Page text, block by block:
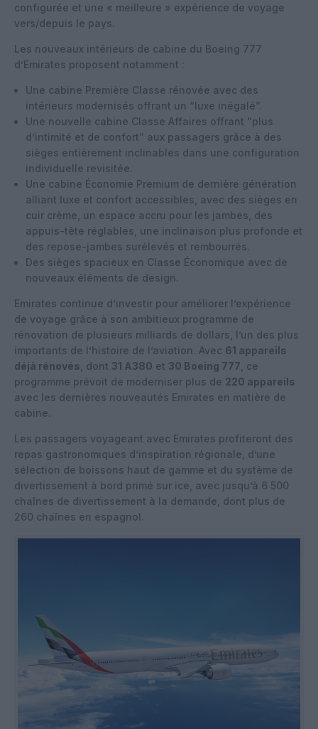
configurée et une « meilleure » expérience de voyage
vers/depuis le pays.
Les nouveaux intérieurs de cabine du Boeing 777
d’Emirates proposent notamment :
Une cabine Première Classe rénovée avec des
intérieurs modernisés offrant un “luxe inégalé”.
Une nouvelle cabine Classe Affaires offrant “plus
d’intimité et de confort” aux passagers grâce à des
sièges entièrement inclinables dans une configuration
individuelle revisitée.
Une cabine Économie Premium de dernière génération
alliant luxe et confort accessibles, avec des sièges en
cuir crème, un espace accru pour les jambes, des
appuis-tête réglables, une inclinaison plus profonde et
des repose-jambes surélevés et rembourrés.
Des sièges spacieux en Classe Économique avec de
nouveaux éléments de design.
Emirates continue d’investir pour améliorer l’expérience
de voyage grâce à son ambitieux programme de
rénovation de plusieurs milliards de dollars, l’un des plus
importants de l’histoire de l’aviation. Avec 61 appareils
déjà rénovés , dont 31 A380 et 30 Boeing 777 , ce
programme prévoit de moderniser plus de 220 appareils
avec les dernières nouveautés Emirates en matière de
cabine.
Les passagers voyageant avec Emirates profiteront des
repas gastronomiques d’inspiration régionale, d’une
sélection de boissons haut de gamme et du système de
divertissement à bord primé sur ice, avec jusqu’à 6 500
chaînes de divertissement à la demande, dont plus de
260 chaînes en espagnol.